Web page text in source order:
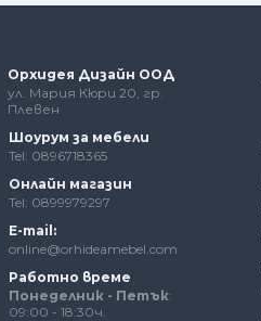
Орхидея Дизайн ООД
ул. Мария Кюри 20, гр.
Плевен
Шоурум за мебели
Tel: 0896718365
Онлайн магазин
Tel: 0899979297
E-mail:
online@orhideamebel.com
Работно време
Понеделник - Петък:
09:00 - 18:30ч.